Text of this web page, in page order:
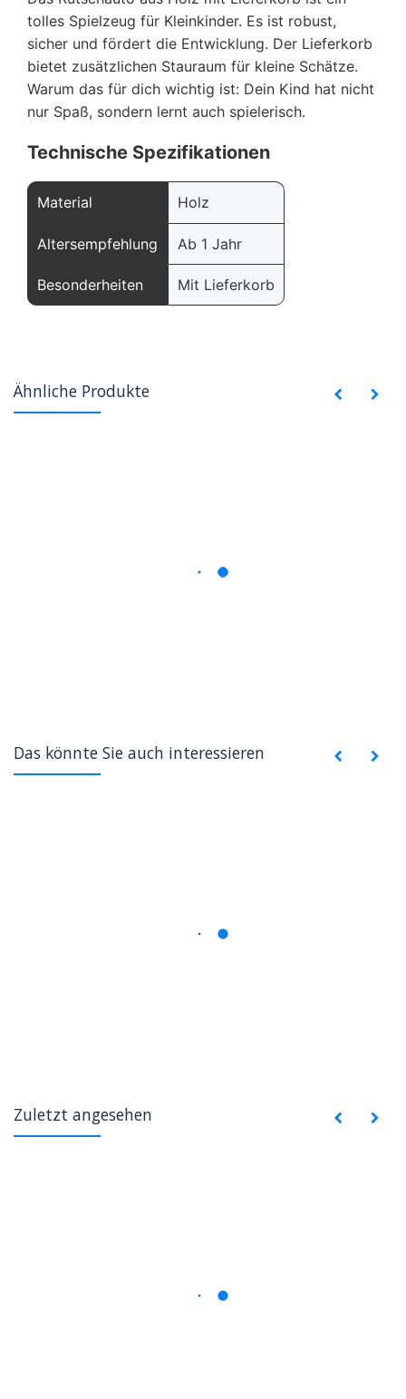
tolles Spielzeug für Kleinkinder. Es ist robust,
sicher und fördert die Entwicklung. Der Lieferkorb
bietet zusätzlichen Stauraum für kleine Schätze.
Warum das für dich wichtig ist: Dein Kind hat nicht
nur Spaß, sondern lernt auch spielerisch.
Technische Spezifikationen
Material Holz
Altersempfehlung Ab 1 Jahr
Besonderheiten Mit Lieferkorb
Ähnliche Produkte
Das könnte Sie auch interessieren
Zuletzt angesehen